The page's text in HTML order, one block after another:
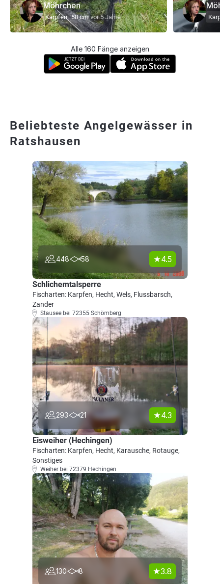
Möhrchen
Karpfen 58 cm vor 5 Jahre
Alle 160 Fänge anzeigen
Beliebteste Angelgewässer in
Ratshausen
448 58 4.5
Schlichemtalsperre
Fischarten: Karpfen, Hecht, Wels, Flussbarsch,
Zander
Stausee bei 72355 Schömberg
293 21 4.3
Eisweiher (Hechingen)
Fischarten: Karpfen, Hecht, Karausche, Rotauge,
Sonstiges
Weiher bei 72379 Hechingen
130 8 3.8